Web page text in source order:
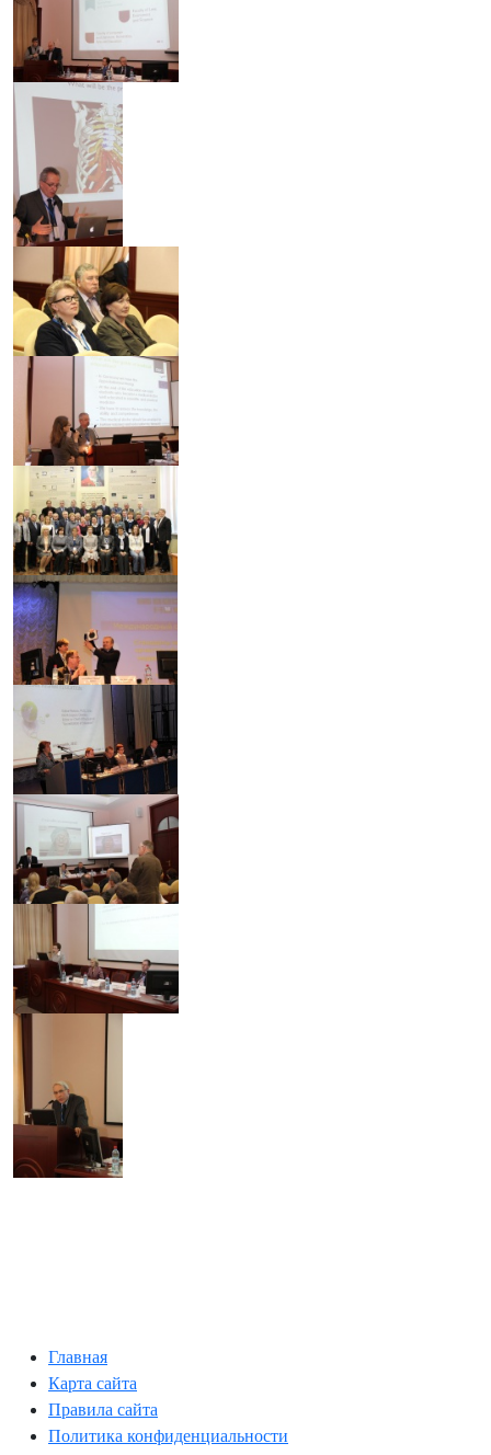
Главная
Карта сайта
Правила сайта
Политика конфиденциальности